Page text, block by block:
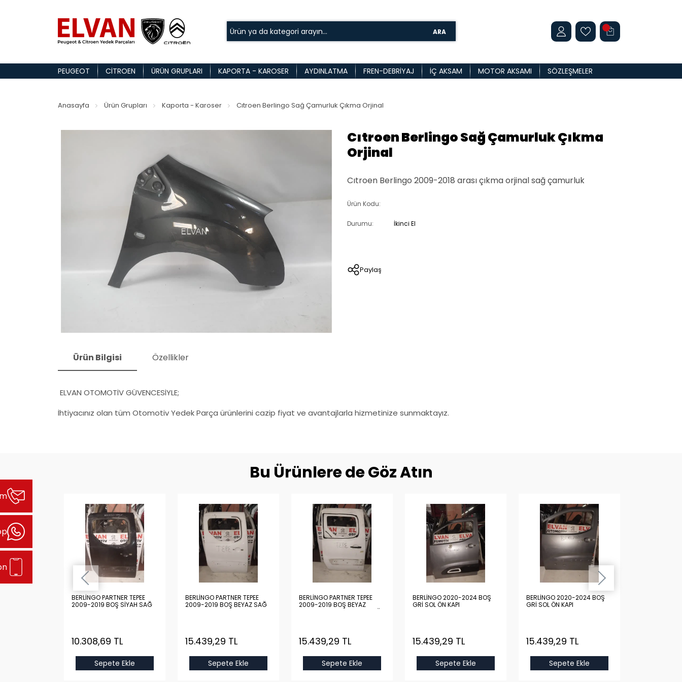
ARA
PEUGEOT CITROEN ÜRÜN GRUPLARI KAPORTA - KAROSER AYDINLATMA FREN-DEBRIYAJ İÇ AKSAM MOTOR AKSAMI SÖZLEŞMELER
Anasayfa Ürün Grupları Kaporta - Karoser Cıtroen Berlingo Sağ Çamurluk Çıkma Orjinal
Cıtroen Berlingo Sağ Çamurluk Çıkma
Orjinal
Cıtroen Berlingo 2009-2018 arası çıkma orjinal sağ çamurluk
Ürün Kodu:
Durumu: İkinci El
Paylaş
Ürün Bilgisi Özellikler
ELVAN OTOMOTİV GÜVENCESİYLE;
İhtiyacınız olan tüm Otomotiv Yedek Parça ürünlerini cazip fiyat ve avantajlarla hizmetinize sunmaktayız.
Bu Ürünlere de Göz Atın
BERLİNGO PARTNER TEPEE
2009-2019 BOŞ SİYAH SAĞ
10.308,69 TL
Sepete Ekle
BERLİNGO PARTNER TEPEE
2009-2019 BOŞ BEYAZ SAĞ
15.439,29 TL
Sepete Ekle
BERLİNGO PARTNER TEPEE
2009-2019 BOŞ BEYAZ
KAPALI KASADAN AÇMA SAĞ
15.439,29 TL
Sepete Ekle
BERLİNGO 2020-2024 BOŞ
GRİ SOL ÖN KAPI
15.439,29 TL
Sepete Ekle
BERLİNGO 2020-2024 BOŞ
GRİ SOL ÖN KAPI
15.439,29 TL
Sepete Ekle